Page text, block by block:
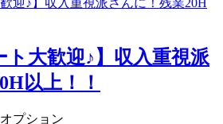
ト大歓迎♪】収入重視派
以上！！
プション